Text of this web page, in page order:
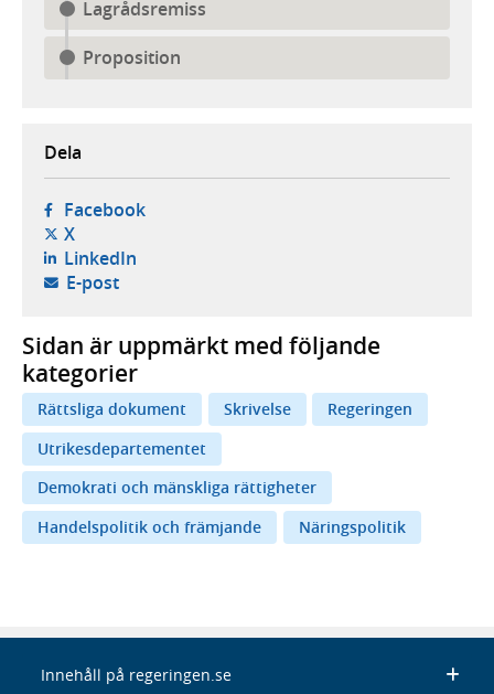
Lagrådsremiss
Proposition
Dela
Facebook- öppnas i ny flik, extern webbplats,
X- öppnas i ny flik, extern webbplats,
LinkedIn- öppnas i ny flik, extern webbplats,
E-post- öppnar din e-postklient,
Sidan är uppmärkt med följande
kategorier
Rättsliga dokument Skrivelse
Regeringen
Utrikesdepartementet
Demokrati och mänskliga rättigheter
Handelspolitik och främjande
Näringspolitik
Innehåll på regeringen.se